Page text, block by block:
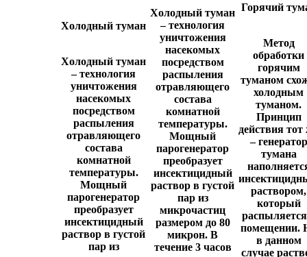
Холодный туман
Холодный туман
– технология
уничтожения
насекомых
посредством
распыления
отравляющего
состава
комнатной
температуры.
Мощный
парогенератор
преобразует
инсектицидный
раствор в густой
пар из
Холодный туман
– технология
уничтожения
насекомых
посредством
распыления
отравляющего
состава
комнатной
температуры.
Мощный
парогенератор
преобразует
инсектицидный
раствор в густой
пар из
микрочастиц
размером до 80
микрон. В
течение 3 часов
Горячий
Метод
обработки
горячим
туманом
холодным
туманом.
Принцип
действия тот
– генератор
тумана
раствором,
который
помещении.
в данном
случае